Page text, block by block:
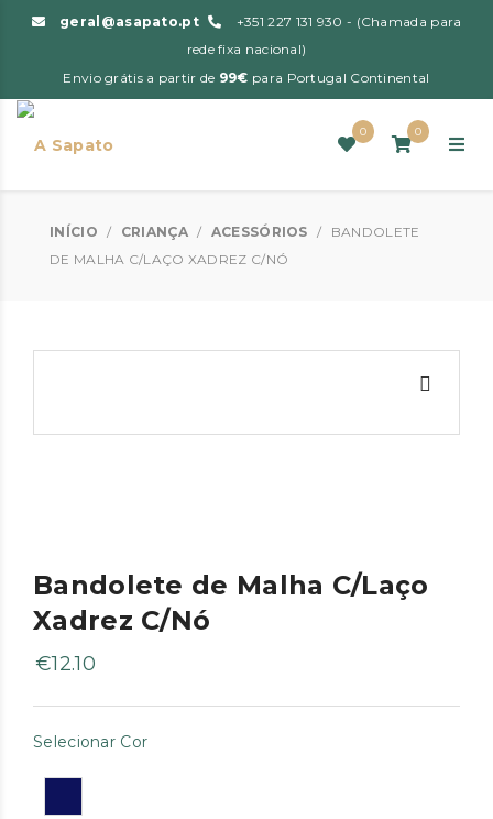
geral@asapato.pt
+351 227 131 930 - (Chamada para
rede fixa nacional)
Envio grátis a partir de 99€ para Portugal Continental
0 0
INÍCIO / CRIANÇA / ACESSÓRIOS /
BANDOLETE
DE MALHA C/LAÇO XADREZ C/NÓ
Bandolete de Malha C/Laço
Xadrez C/Nó
€12.10
Selecionar Cor